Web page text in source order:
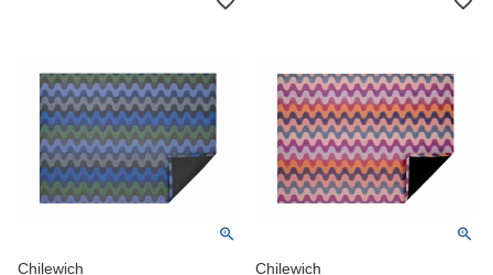
Chilewich
Chilewich